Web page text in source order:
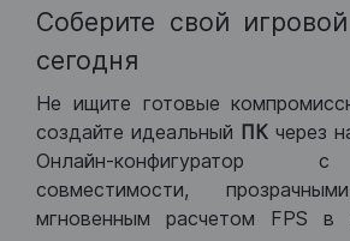
Соберите свой
сегодня
Не ищите готовые
создайте идеальный ПК через
Онлайн-конфигуратор
совместимости,
мгновенным расчетом FPS в